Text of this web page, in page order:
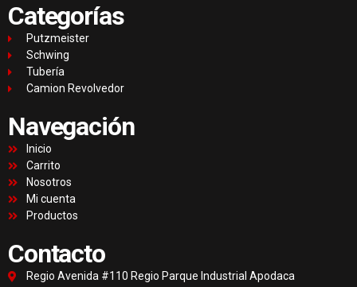
Categorías
Putzmeister
Schwing
Tubería
Camion Revolvedor
Navegación
Inicio
Carrito
Nosotros
Mi cuenta
Productos
Contacto
Regio Avenida #110 Regio Parque Industrial Apodaca